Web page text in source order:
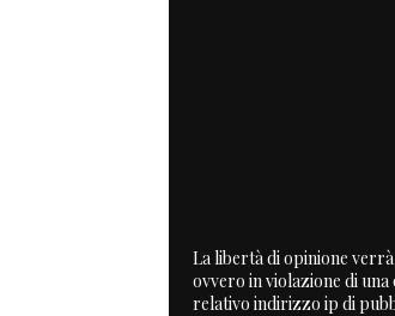
La libertà di opinione
ovvero in violazione di
relativo indirizzo ip di